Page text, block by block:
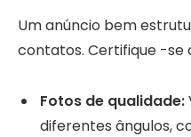
Um anúncio bem
contatos. Certifique -se
Fotos de qualidade:
diferentes ângulos,